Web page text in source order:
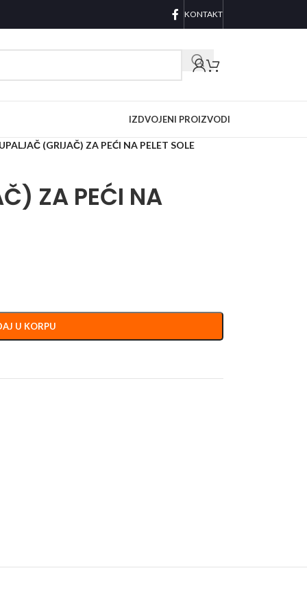
KONTAKT
IZDVOJENI PROIZVODI
(GRIJAČ) ZA PEĆI NA PELET SOLE
ZA PEĆI NA
U KORPU